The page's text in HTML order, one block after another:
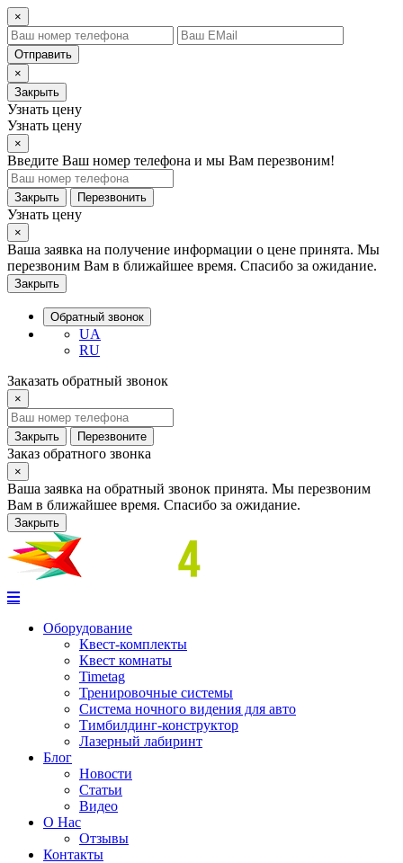
×
Отправить
×
Закрыть
Узнать цену
Узнать цену
×
Введите Ваш номер телефона и мы Вам перезвоним!
Закрыть Перезвонить
Узнать цену
×
Ваша заявка на получение информации о цене принята. Мы
перезвоним Вам в ближайшее время. Спасибо за ожидание.
Закрыть
Обратный звонок
UA
RU
Заказать обратный звонок
×
Закрыть Перезвоните
Заказ обратного звонка
×
Ваша заявка на обратный звонок принята. Мы перезвоним
Вам в ближайшее время. Спасибо за ожидание.
Закрыть
Оборудование
Квест-комплекты
Квест комнаты
Timetag
Тренировочные системы
Cистема ночного видения для авто
Тимбилдинг-конструктор
Лазерный лабиринт
Блог
Новости
Статьи
Видео
О Нас
Отзывы
Контакты